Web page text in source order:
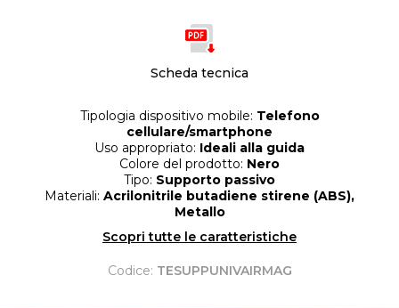
Scheda tecnica
Tipologia dispositivo mobile: Telefono
cellulare/smartphone
Uso appropriato: Ideali alla guida
Colore del prodotto: Nero
Tipo: Supporto passivo
Materiali: Acrilonitrile butadiene stirene (ABS),
Metallo
Scopri tutte le caratteristiche
Codice: TESUPPUNIVAIRMAG